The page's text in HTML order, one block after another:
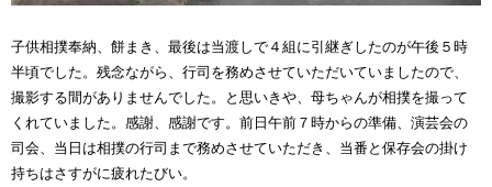
子供相撲奉納、餅まき、最後は当渡しで４組に引継ぎしたのが午後５時
半頃でした。残念ながら、行司を務めさせていただいていましたので、
撮影する間がありませんでした。と思いきや、母ちゃんが相撲を撮って
くれていました。感謝、感謝です。前日午前７時からの準備、演芸会の
司会、当日は相撲の行司まで務めさせていただき、当番と保存会の掛け
持ちはさすがに疲れたびい。